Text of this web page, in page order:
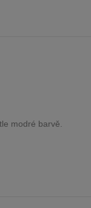
modré barvě.